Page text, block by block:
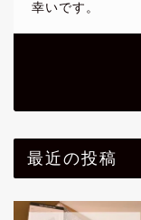
幸いです。
最近の投稿